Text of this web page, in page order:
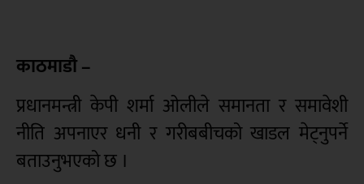
काठमाडौ –
प्रधानमन्त्री केपी शर्मा ओलीले समानता र समावेशी
नीति अपनाएर धनी र गरीबबीचको खाडल मेट्नुपर्ने
बताउनुभएको छ ।